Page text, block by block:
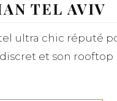
TEL AVIV
ultra chic réputé
et son rooftop